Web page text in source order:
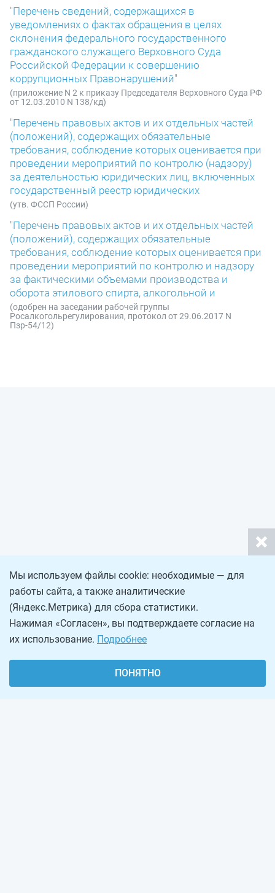
"Перечень сведений, содержащихся в
уведомлениях о фактах обращения в целях
склонения федерального государственного
гражданского служащего Верховного Суда
Российской Федерации к совершению
коррупционных Правонарушений"
(приложение N 2 к приказу Председателя Верховного Суда РФ
от 12.03.2010 N 138/кд)
"Перечень правовых актов и их отдельных частей
(положений), содержащих обязательные
требования, соблюдение которых оценивается при
проведении мероприятий по контролю (надзору)
за деятельностью юридических лиц, включенных
государственный реестр юридических
(утв. ФССП России)
"Перечень правовых актов и их отдельных частей
(положений), содержащих обязательные
требования, соблюдение которых оценивается при
проведении мероприятий по контролю и надзору
за фактическими объемами производства и
оборота этилового спирта, алкогольной и
(одобрен на заседании рабочей группы
Росалкогольрегулирования, протокол от 29.06.2017 N
Пзр-54/12)
Мы используем файлы cookie: необходимые — для
работы сайта, а также аналитические
(Яндекс.Метрика) для сбора статистики.
Нажимая «Согласен», вы подтверждаете согласие на
их использование. Подробнее
ПОНЯТНО